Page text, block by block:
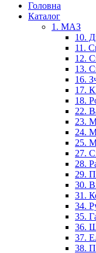
Головна
Каталог
1. МАЗ
10.
11.
12.
13.
16.
17.
18.
22.
23.
24.
25.
27.
28.
29.
30.
31.
34.
35.
36.
37.
38.